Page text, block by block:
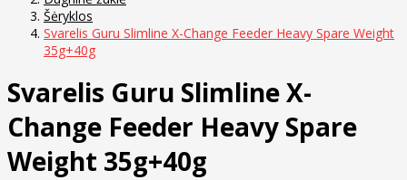
Šėryklos
Svarelis Guru Slimline X-Change Feeder Heavy Spare Weight
35g+40g
Svarelis Guru Slimline X-
Change Feeder Heavy Spare
Weight 35g+40g